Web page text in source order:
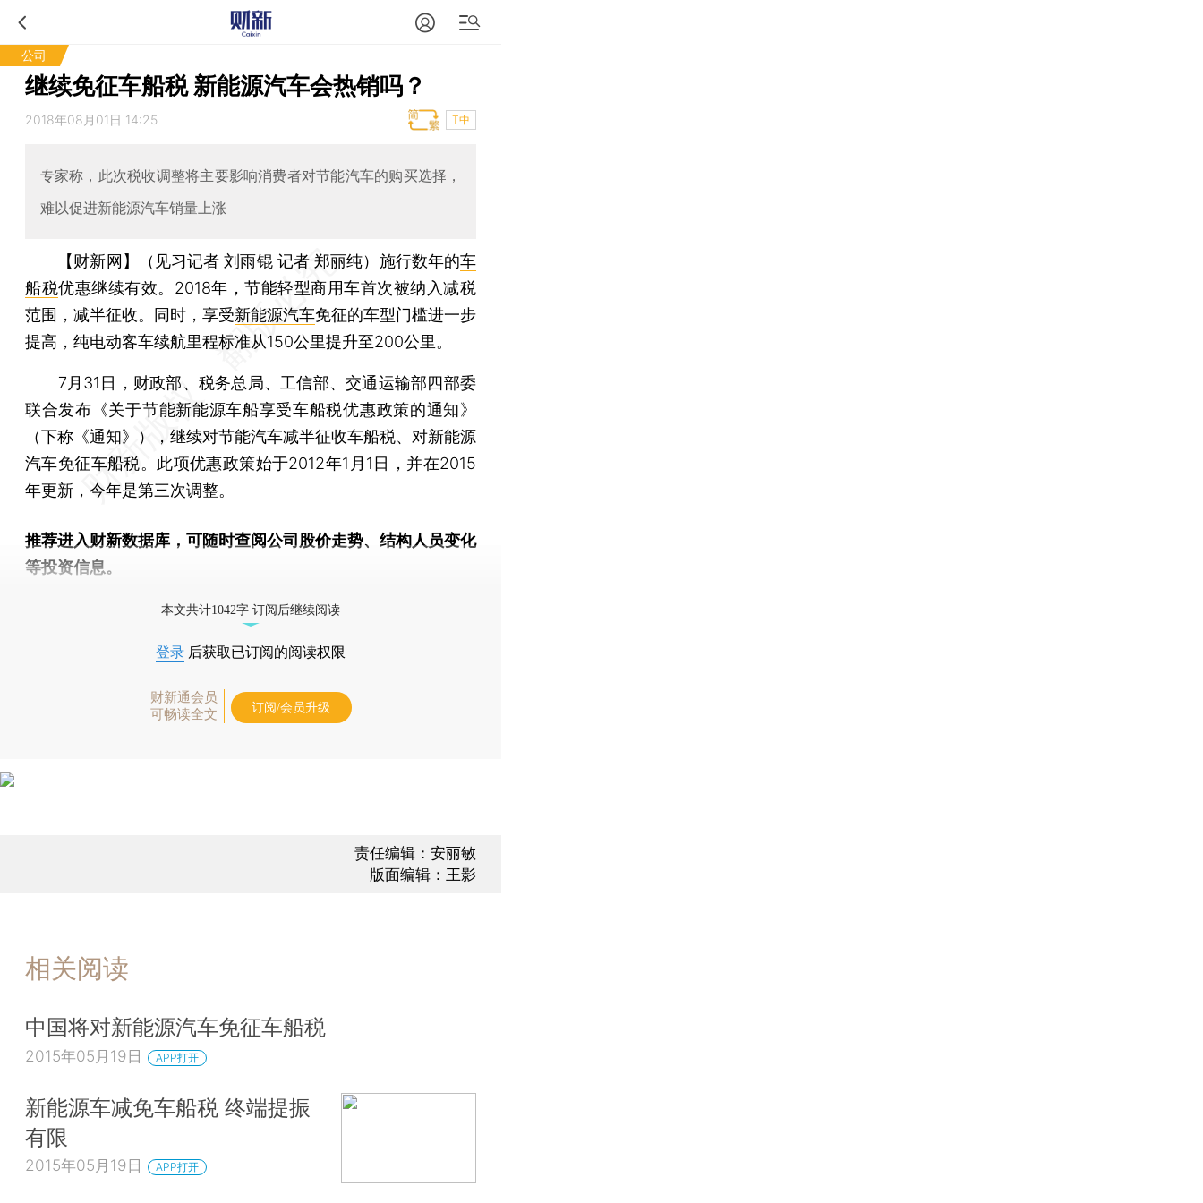
公司
继续免征车船税 新能源汽车会热销吗？
2018年08月01日 14:25 T中
专家称，此次税收调整将主要影响消费者对节能汽车的购买选择，
难以促进新能源汽车销量上涨
【财新网】（见习记者 刘雨锟 记者 郑丽纯） 施行数年的车
船税优惠继续有效。2018年，节能轻型商用车首次被纳入减税
范围，减半征收。同时，享受新能源汽车免征的车型门槛进一步
提高，纯电动客车续航里程标准从150公里提升至200公里。
7月31日，财政部、税务总局、工信部、交通运输部四部委
联合发布《关于节能新能源车船享受车船税优惠政策的通知》
（下称《通知》），继续对节能汽车减半征收车船税、对新能源
汽车免征车船税。此项优惠政策始于2012年1月1日，并在2015
年更新，今年是第三次调整。
推荐进入财新数据库 ，可随时查阅公司股价走势、结构人员变化
等投资信息。
本文共计1042字 订阅后继续阅读
登录 后获取已订阅的阅读权限
财新通会员
可畅读全文
订阅/会员升级
责任编辑：安丽敏
版面编辑：王影
相关阅读
中国将对新能源汽车免征车船税
2015年05月19日 APP打开
新能源车减免车船税 终端提振
有限
2015年05月19日 APP打开